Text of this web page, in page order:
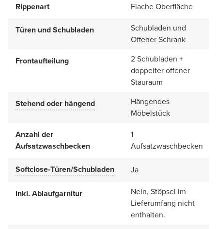
Rippenart Flache Oberfläche
Türen und Schubladen
Schubladen und
Offener Schrank
Frontaufteilung
2 Schubladen +
doppelter offener
Stauraum
Stehend oder hängend
Hängendes
Möbelstück
Anzahl der
Aufsatzwaschbecken
1
Aufsatzwaschbecken
Softclose-Türen/Schubladen Ja
Inkl. Ablaufgarnitur
Nein, Stöpsel im
Lieferumfang nicht
enthalten.